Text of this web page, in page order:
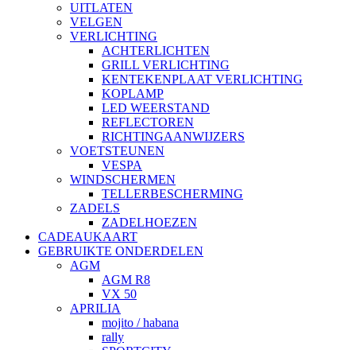
UITLATEN
VELGEN
VERLICHTING
ACHTERLICHTEN
GRILL VERLICHTING
KENTEKENPLAAT VERLICHTING
KOPLAMP
LED WEERSTAND
REFLECTOREN
RICHTINGAANWIJZERS
VOETSTEUNEN
VESPA
WINDSCHERMEN
TELLERBESCHERMING
ZADELS
ZADELHOEZEN
CADEAUKAART
GEBRUIKTE ONDERDELEN
AGM
AGM R8
VX 50
APRILIA
mojito / habana
rally